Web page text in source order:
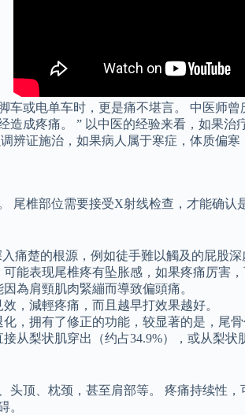
车或电单车时，更是痛不堪言。 中医师
造成疼痛。 ” 以中医的经验来看，如果
辨证施治，如果病人属于寒症，体质偏寒
尾椎部位需要接受X射线检查，才能确
痛楚的根源，例如徒手難以觸及的屁股
能表现尾椎疼有坠胀感，如果疼痛厉害，
為肩頸肌肉緊繃而導致偏頭痛。
，減輕疼痛，而且越早打效果越好。
，拥有了修正的功能，较显著的是，尾
从梨状肌穿出（约占34.9%），或从梨
头顶、枕颈，甚至肩部等。 疼痛持续性
。